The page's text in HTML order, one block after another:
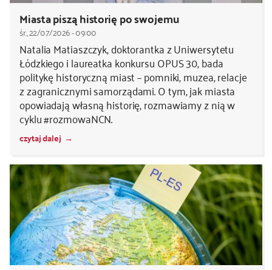
Miasta piszą historię po swojemu
śr., 22/07/2026 - 09:00
Natalia Matiaszczyk, doktorantka z Uniwersytetu
Łódzkiego i laureatka konkursu OPUS 30, bada
politykę historyczną miast – pomniki, muzea, relacje
z zagranicznymi samorządami. O tym, jak miasta
opowiadają własną historię, rozmawiamy z nią w
cyklu #rozmowaNCN.
czytaj dalej